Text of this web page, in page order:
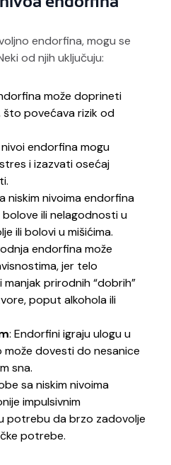
endorfina, mogu se
od njih uključuju:
može doprineti
što povećava rizik od
nivoi endorfina mogu
i izazvati osećaj
niskim nivoima endorfina
ili nelagodnosti u
ili bolovi u mišićima.
endorfina može
jer telo
prirodnih “dobrih”
poput alkohola ili
: Endorfini igraju ulogu u
može dovesti do nesanice
sna.
sa niskim nivoima
impulsivnim
potrebu da brzo zadovolje
potrebe.